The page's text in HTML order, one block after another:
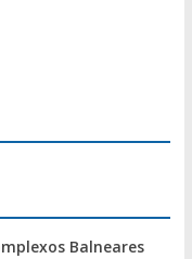
Balneares